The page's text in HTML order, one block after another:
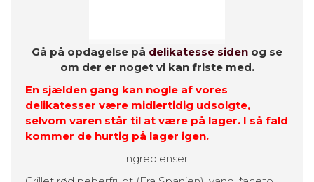
Gå på opdagelse på delikatesse siden og se
om der er noget vi kan friste med.
En sjælden gang kan nogle af vores
delikatesser være midlertidig udsolgte,
selvom varen står til at være på lager. I så fald
kommer de hurtig på lager igen.
ingredienser: